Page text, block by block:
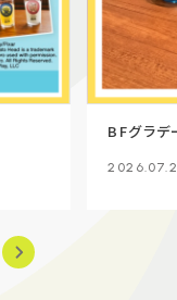
BFグラデ